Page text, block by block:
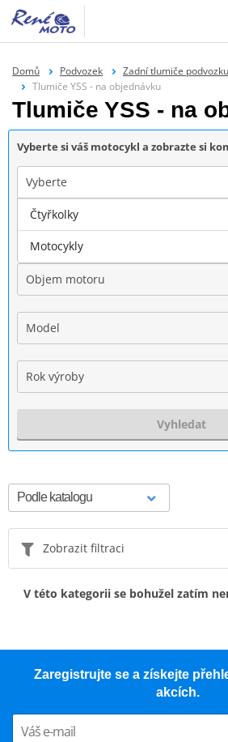
Domů Podvozek Zadní tlumiče podvozku
Tlumiče YSS - na objednávku
Tlumiče YSS - na
Vyberte si váš motocykl a zobrazte si
Vyberte
Značka
Objem motoru
Model
Rok výroby
Vyhledat
Zobrazit filtraci
V této kategorii se bohužel zatím
Zaregistrujte se a získejte
akcích.
Čtyřkolky
Motocykly